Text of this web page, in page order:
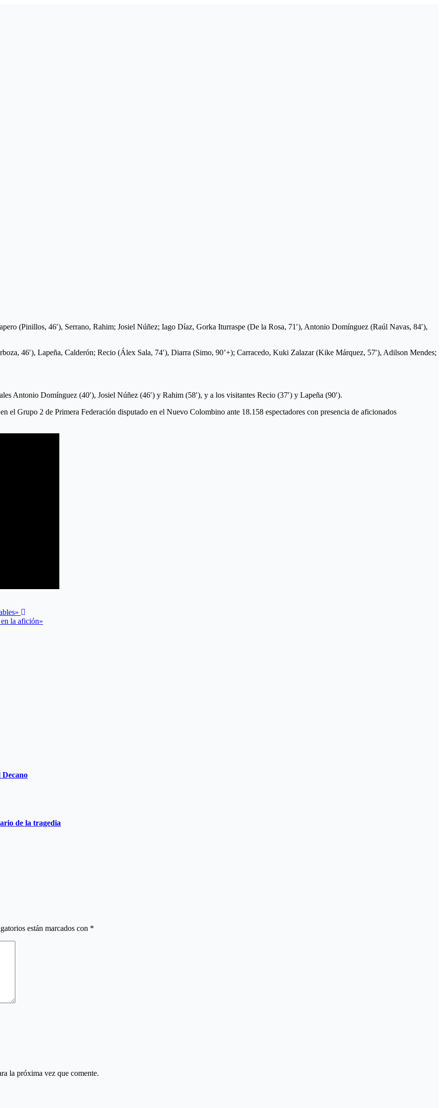
(Pinillos, 46′), Serrano, Rahim; Josiel Núñez; Iago Díaz, Gorka Iturraspe (De la Rosa, 71′), Antonio Domínguez (Raúl Navas, 84′),
46′), Lapeña, Calderón; Recio (Álex Sala, 74′), Diarra (Simo, 90’+); Carracedo, Kuki Zalazar (Kike Márquez, 57′), Adilson Mendes;
Antonio Domínguez (40′), Josiel Núñez (46′) y Rahim (58′), y a los visitantes Recio (37′) y Lapeña (90′).
el Grupo 2 de Primera Federación disputado en el Nuevo Colombino ante 18.158 espectadores con presencia de aficionados
la afición»
Decano
de la tragedia
están marcados con *
la próxima vez que comente.